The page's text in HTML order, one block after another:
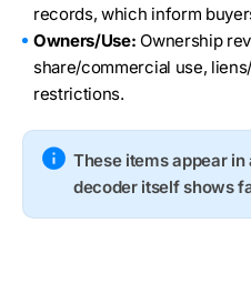
records, which inform
Owners/Use: Ownership
share/commercial use,
restrictions.
These items appear
decoder itself shows